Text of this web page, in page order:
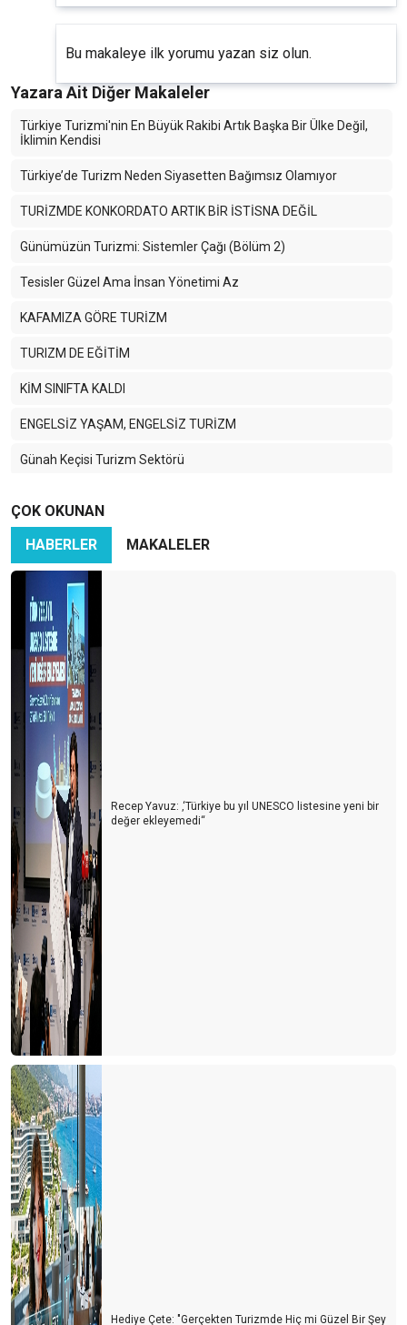
Bu makaleye ilk yorumu yazan siz olun.
Yazara Ait Diğer Makaleler
Türkiye Turizmi'nin En Büyük Rakibi Artık Başka Bir Ülke Değil,
İklimin Kendisi
Türkiye’de Turizm Neden Siyasetten Bağımsız Olamıyor
TURİZMDE KONKORDATO ARTIK BİR İSTİSNA DEĞİL
Günümüzün Turizmi: Sistemler Çağı (Bölüm 2)
Tesisler Güzel Ama İnsan Yönetimi Az
KAFAMIZA GÖRE TURİZM
TURIZM DE EĞİTİM
KİM SINIFTA KALDI
ENGELSİZ YAŞAM, ENGELSİZ TURİZM
Günah Keçisi Turizm Sektörü
2023’e Merhaba
Antalya Turizm Fuarı (ATF)
İhtiyaçlar stratejiniz, Sorunlarınız ise Hedefleriniz oluyor!
Buz dağının görünmeyen kısmına hazır mıyız?
ÜVEY EVLAT ALANYA
GELECEĞİN YOLUNA DÜNDEN ÇIKMALIYDIK
TÜRKİYE'DE TURİZM İLE YAŞAMAK
HEPİMİZ AYNI GEMİDEYİZ! (EMİN MİYİZ?)
AKLIMIZDA DELİ SORULAR ????
Konaklama sektöründen son gelişmeler
Kim haklı? Kim haksız?
Yaşam ile Ölüm arasında ki ince çizgi = TURİZM
ÇOK OKUNAN
HABERLER
MAKALELER
Recep Yavuz: ‚‘Türkiye bu yıl UNESCO listesine yeni bir
değer ekleyemedi‘‘
Hediye Çete: "Gerçekten Turizmde Hiç mi Güzel Bir Şey